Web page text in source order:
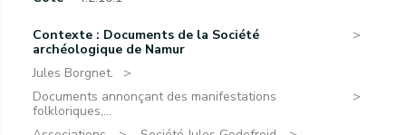
Contexte : Documents de la Société
archéologique de Namur
Jules Borgnet.
Documents annonçant des manifestations
folkloriques,...